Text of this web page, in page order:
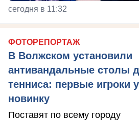
сегодня в 11:32
ФОТОРЕПОРТАЖ
В Волжском установили
антивандальные столы
тенниса: первые игроки
новинку
Поставят по всему городу